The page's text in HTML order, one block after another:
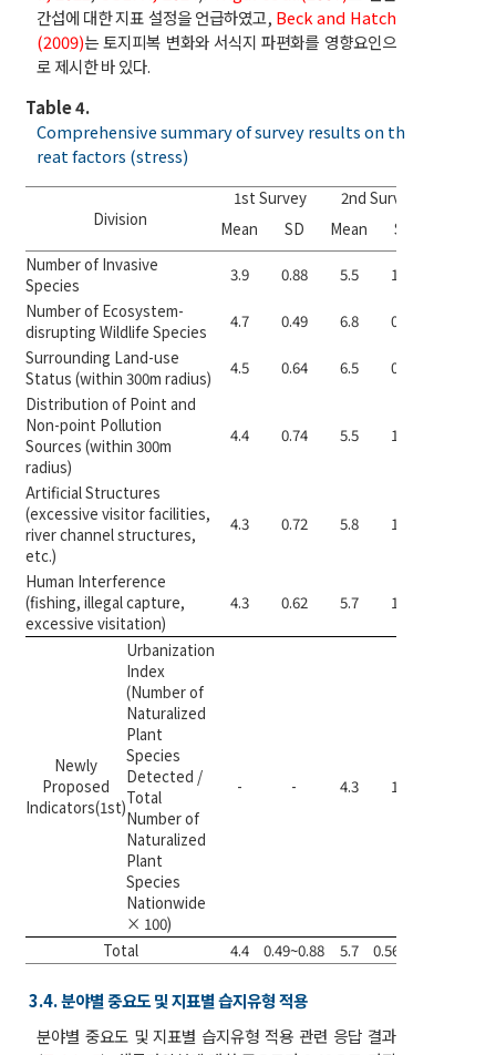
간섭에 대한 지표 설정을 언급하였고, Beck and Hatch
(2009)는 토지피복 변화와 서식지 파편화를 영향요인으
로 제시한 바 있다.
Table 4.
Comprehensive summary of survey results on th
reat factors (stress)
Division
1st Survey 2nd Survey
Mean
SD Mean SD
Number of Invasive
Species
3.9 0.88 5.5 1.60
Number of Ecosystem-
disrupting Wildlife Species
4.7 0.49 6.8 0.56
Surrounding Land-use
Status (within 300m radius)
4.5 0.64 6.5 0.74
Distribution of Point and
Non-point Pollution
Sources (within 300m
radius)
4.4 0.74 5.5 1.60
Artificial Structures
(excessive visitor facilities,
river channel structures,
etc.)
4.3 0.72 5.8 1.42
Human Interference
(fishing, illegal capture,
excessive visitation)
4.3 0.62 5.7 1.23
Newly
Proposed
Indicators(1st)
Urbanization
Index
(Number of
Naturalized
Plant
Species
Detected /
Total
Number of
Naturalized
Plant
Species
Nationwide
× 100)
- - 4.3 1.99
Total 4.4 0.49~0.88 5.7 0.56~1.99
3.4. 분야별 중요도 및 지표별 습지유형 적용
분야별 중요도 및 지표별 습지유형 적용 관련 응답 결과